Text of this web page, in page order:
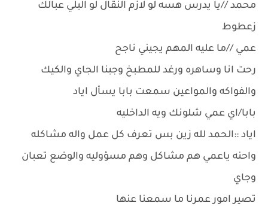
محمد //يا يدرس هسه لو لازم النقال لو البلي عبالك
زعطوط
عمي //ما عليه المهم يجيني ناجح
رحت انا وساهره ورغد للمطبخ وجبنا الجاي والكيك
والفواكه والمواعين سمعت بابا يسأل اياد
بابا/اي عمي شلونك ويه الداخليه
اياد ::الحمد لله زين بس تعرف كل عمل واله مشاكله
واحنه ياعمي هم مشاكل وهم مسؤوليه والوضع تعبان
وجاي
تصير امور عمرنا ما سمعنا عنها